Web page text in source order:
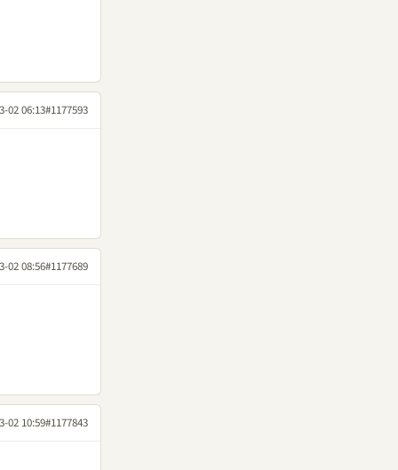
02 06:13#1177593
02 08:56#1177689
02 10:59#1177843